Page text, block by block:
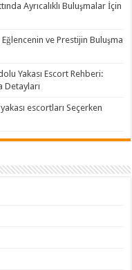
Ayrıcalıklı Buluşmalar İçin
ve Prestijin Buluşma
Yakası Escort Rehberi:
Detayları
escortları Seçerken